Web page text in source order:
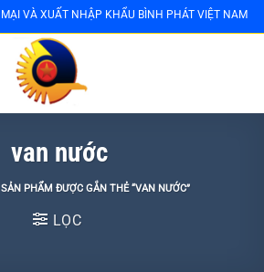
VÀ XUẤT NHẬP KHẨU BÌNH PHÁT VIỆT NAM
van nước
SẢN PHẨM ĐƯỢC GẮN THẺ “VAN NƯỚC”
LỌC